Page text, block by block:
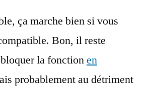
ça marche bien si vous
Bon, il reste
la fonctionen
probablement au détriment